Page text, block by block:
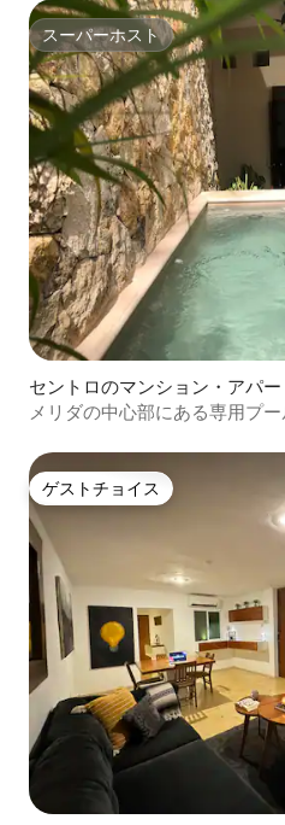
スーパーホスト
スーパーホスト
セントロのマンション・アパー
メリダの中心部にある専用プ
ゲストチョイス
ゲストチョイス